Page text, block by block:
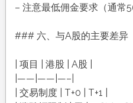
– 注意最低佣金要求（通常
### 六、与A股的主要差异
| 项目 | 港股 | A股 |
|——|——|—–|
| 交易制度 | T+0 | T+1 |